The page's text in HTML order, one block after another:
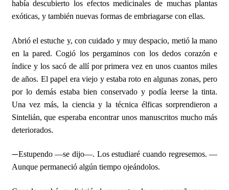
había descubierto los efectos medicinales de muchas plantas
exóticas, y también nuevas formas de embriagarse con ellas.
Abrió el estuche y, con cuidado y muy despacio, metió la mano
en la pared. Cogió los pergaminos con los dedos corazón e
índice y los sacó de allí por primera vez en unos cuantos miles
de años. El papel era viejo y estaba roto en algunas zonas, pero
por lo demás estaba bien conservado y podía leerse la tinta.
Una vez más, la ciencia y la técnica élficas sorprendieron a
Sintelián, que esperaba encontrar unos manuscritos mucho más
deteriorados.
—Estupendo —se dijo—. Los estudiaré cuando regresemos. —
Aunque permaneció algún tiempo ojeándolos.